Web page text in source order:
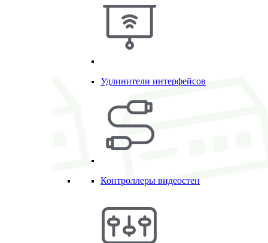
Удлинители интерфейсов
Контроллеры видеостен